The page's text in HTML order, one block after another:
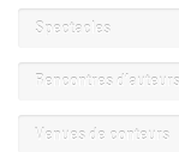
Spectacles
Rencontres d’auteurs
Venues de conteurs